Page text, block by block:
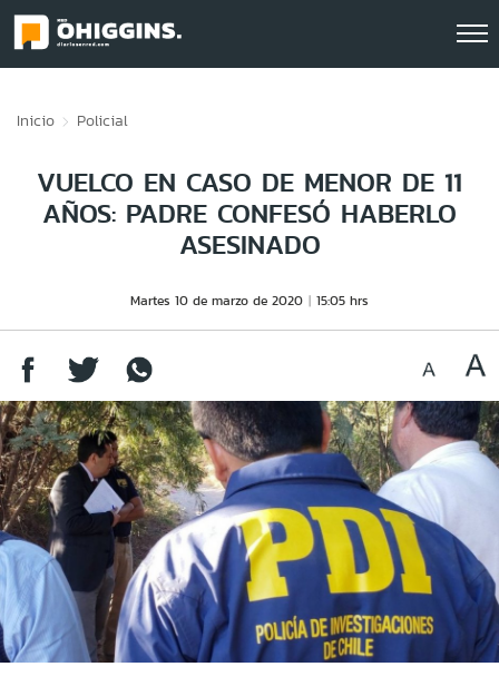
Inicio Policial
VUELCO EN CASO DE MENOR DE 11
AÑOS: PADRE CONFESÓ HABERLO
ASESINADO
Martes 10 de marzo de 2020 15:05 hrs